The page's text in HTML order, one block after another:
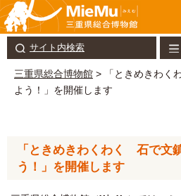
サイト内検索
三重県総合博物館 > 「ときめきわく
よう！」を開催します
「ときめきわくわく 石で文
う！」を開催します